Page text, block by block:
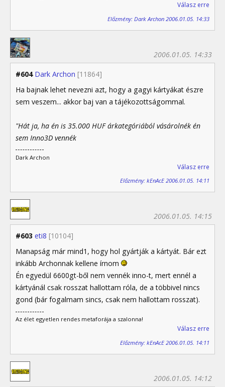
Válasz erre
Előzmény: Dark Archon 2006.01.05. 14:33
#604 Dark Archon [11864]
2006.01.05. 14:33
Ha bajnak lehet nevezni azt, hogy a gagyi kártyákat észre
sem veszem... akkor baj van a tájékozottságommal.
"Hát ja, ha én is 35.000 HUF árkategóriából vásárolnék én
sem Inno3D vennék
Dark Archon
Válasz erre
Előzmény: kEnAcE 2006.01.05. 14:11
#603 eti8 [10104]
2006.01.05. 14:15
Manapság már mind1, hogy hol gyártják a kártyát. Bár ezt
inkább Archonnak kellene írnom
Én egyedül 6600gt-ből nem vennék inno-t, mert ennél a
kártyánál csak rosszat hallottam róla, de a többivel nincs
gond (bár fogalmam sincs, csak nem hallottam rosszat).
Az élet egyetlen rendes metaforája a szalonna!
Válasz erre
Előzmény: kEnAcE 2006.01.05. 14:11
2006.01.05. 14:12